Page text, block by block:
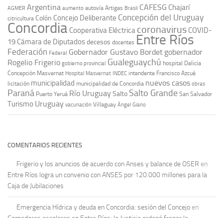
AGMER Argentina aumento autovía Artigas Brasil CAFESG Chajarí
citricultura Colón Concejo Deliberante Concepción del Uruguay
Concordia Cooperativa Eléctrica coronavirus COVID-
19 Cámara de Diputadosdecesos docentes Entre Ríos
Federación Federal Gobernador Gustavo Bordet gobernador
Rogelio Frigerio gobierno provincial Gualeguaychú hospital Delicia
Concepción Masvernat Hospital Masvernat INDEC intendente Francisco Azcué
licitación municipalidad municipalidad de Concordia nuevos casos obras
Paraná Puerto Yeruá Río UruguaySalto Salto Grande San Salvador
Turismo Uruguay vacunación Villaguay Ángel Giano
COMENTARIOS RECIENTES
Frigerio y los anuncios de acuerdo con Anses y balance de OSER en
Entre Ríos logra un convenio con ANSES por 120.000 millones para la
Caja de Jubilaciones
Emergencia Hídrica y deuda en Concordia: sesión del Concejo en